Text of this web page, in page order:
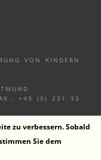
VON KINDERN
+49 (0) 231 33
zu verbessern. Sobald
Sie dem